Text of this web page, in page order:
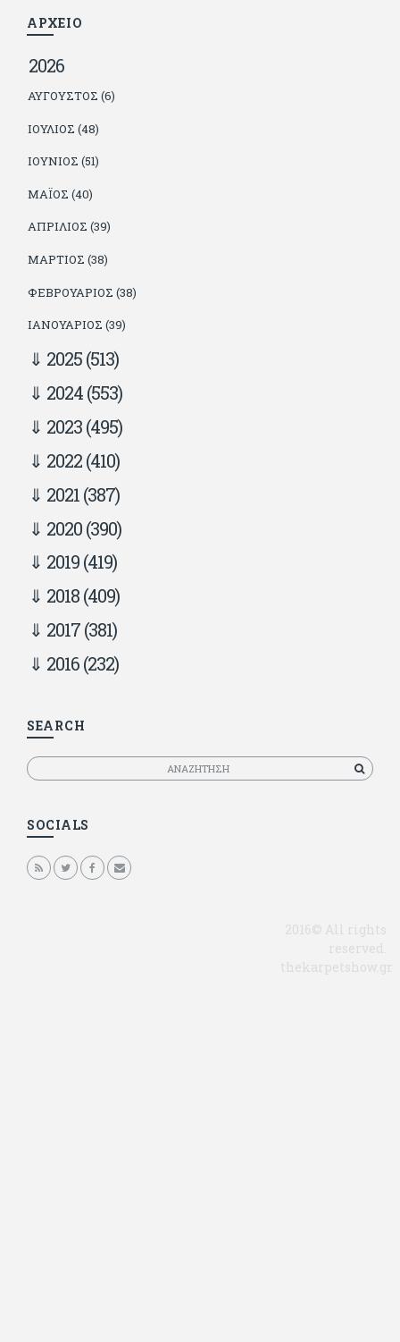
ΑΡΧΕΙΟ
2026
ΑΎΓΟΥΣΤΟΣ (6)
ΙΟΎΛΙΟΣ (48)
ΙΟΎΝΙΟΣ (51)
ΜΆΙΟΣ (40)
ΑΠΡΊΛΙΟΣ (39)
ΜΆΡΤΙΟΣ (38)
ΦΕΒΡΟΥΆΡΙΟΣ (38)
ΙΑΝΟΥΆΡΙΟΣ (39)
2025(513)
2024(553)
2023(495)
2022(410)
2021(387)
2020(390)
2019(419)
2018(409)
2017(381)
2016(232)
SEARCH
Αναζητηση
SOCIALS